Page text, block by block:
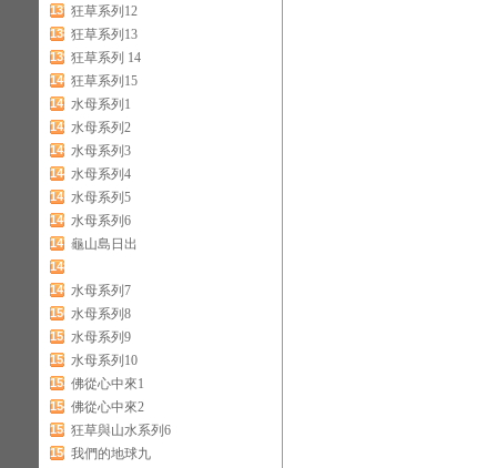
137 狂草系列12
138 狂草系列13
139 狂草系列 14
140 狂草系列15
141 水母系列1
142 水母系列2
143 水母系列3
144 水母系列4
145 水母系列5
146 水母系列6
147 龜山島日出
148
149 水母系列7
150 水母系列8
151 水母系列9
152 水母系列10
153 佛從心中來1
154 佛從心中來2
155 狂草與山水系列6
156 我們的地球九